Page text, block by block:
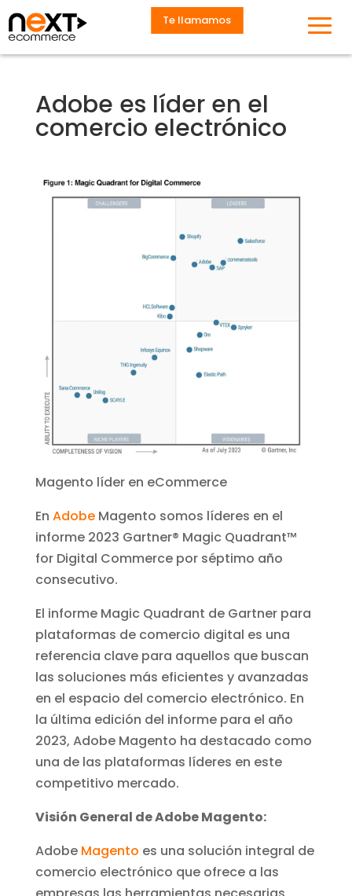
Te llamamos
Adobe es líder en el
comercio electrónico
Magento líder en eCommerce
En AdobeMagento somos líderes en el
informe 2023 Gartner® Magic Quadrant™
for Digital Commerce por séptimo año
consecutivo.
El informe Magic Quadrant de Gartner para
plataformas de comercio digital es una
referencia clave para aquellos que buscan
las soluciones más eficientes y avanzadas
en el espacio del comercio electrónico. En
la última edición del informe para el año
2023, Adobe Magento ha destacado como
una de las plataformas líderes en este
competitivo mercado.
Visión General de Adobe Magento:
Adobe Magento es una solución integral de
comercio electrónico que ofrece a las